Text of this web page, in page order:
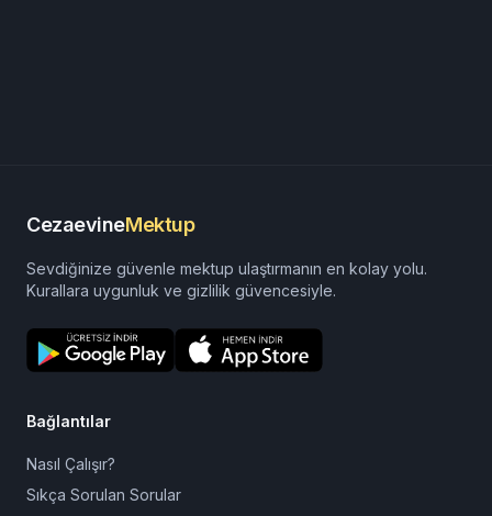
CezaevineMektup
Sevdiğinize güvenle mektup ulaştırmanın en kolay yolu.
Kurallara uygunluk ve gizlilik güvencesiyle.
Bağlantılar
Nasıl Çalışır?
Sıkça Sorulan Sorular